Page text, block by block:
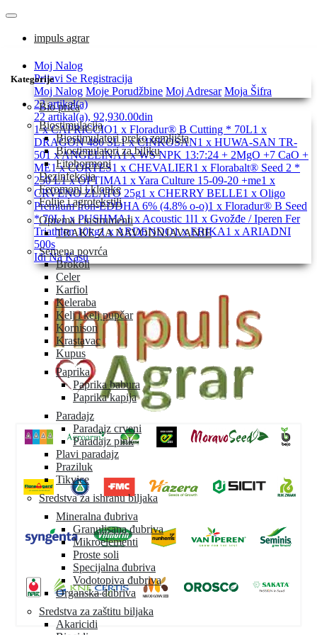
impuls agrar
Kategorije
Bio priča
Biostimulacija
Biostimulatori preko zemljišta
Biostimulatori za biljku
Fitohormoni
Dezinfekcija
Feromoni i klopke
Folije i agrotekstili
Oprema i instrumenti
TRAKE ZA NAVODNJAVANJE
Semena povrća
Brokoli
Celer
Karfiol
Keleraba
Kelj i kelj pupčar
Kornison
Krastavac
Kupus
Paprika
Paprika babura
Paprika kapija
Paradajz
Paradajz crveni
Paradajz pink
Plavi paradajz
Praziluk
Tikvice
Sredstva za ishranu biljaka
Mineralna đubriva
Granulisana đubriva
Mikroelementi
Proste soli
Specijalna đubriva
Vodotopiva đubriva
Organska đubriva
Sredstva za zaštitu biljaka
Akaricidi
Moj Nalog
Prijavi Se Registracija
Moj Nalog Moje Porudžbine Moj Adresar Moja Šifra
22 artikal(a)
22 artikal(a), 92,930.00din
1 x CAPRICCIO1 x Floradur® B Cutting * 70L1 x
DRAGON 480 SL1 x CINKOSAN1 x HUWA-SAN TR-
501 x ANGELINA1 x WS NPK 13:7:24 + 2MgO +7 CaO +
ME1 x CORTES1 x CHEVALIER1 x Florabalt® Seed 2 *
250 L1 x OPTIMA1 x Yara Culture 15-09-20 +me1 x
CRVENO ZLATO 25g1 x CHERRY BELLE1 x Oligo
Premium Iron-EDDHA 6% (4.8% o-o)1 x Floradur® B Seed
* 70L1 x PUSHMA1 x Acoustic 1l1 x Gvožđe / Iperen Fer
Triathlon 10kg1 x ARDENDO1 x ERIKA1 x ARIADNI
500s
Idi Na Kasu